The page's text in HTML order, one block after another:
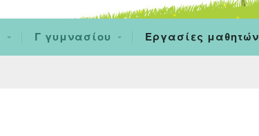
Γ γυμνασίου Εργασίες μαθητών